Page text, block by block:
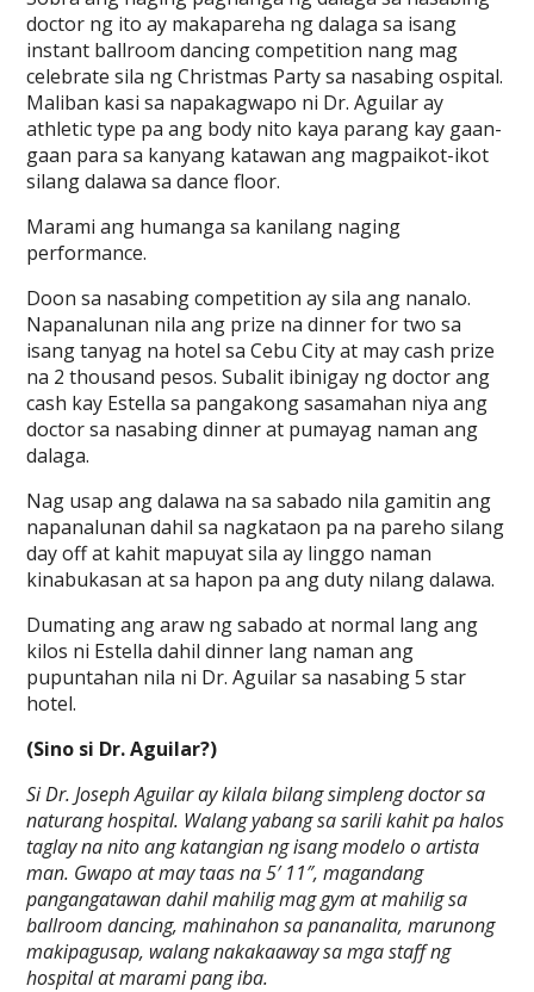
doctor ng ito ay makapareha ng dalaga sa isang
instant ballroom dancing competition nang mag
celebrate sila ng Christmas Party sa nasabing ospital.
Maliban kasi sa napakagwapo ni Dr. Aguilar ay
athletic type pa ang body nito kaya parang kay gaan-
gaan para sa kanyang katawan ang magpaikot-ikot
silang dalawa sa dance floor.
Marami ang humanga sa kanilang naging
performance.
Doon sa nasabing competition ay sila ang nanalo.
Napanalunan nila ang prize na dinner for two sa
isang tanyag na hotel sa Cebu City at may cash prize
na 2 thousand pesos. Subalit ibinigay ng doctor ang
cash kay Estella sa pangakong sasamahan niya ang
doctor sa nasabing dinner at pumayag naman ang
dalaga.
Nag usap ang dalawa na sa sabado nila gamitin ang
napanalunan dahil sa nagkataon pa na pareho silang
day off at kahit mapuyat sila ay linggo naman
kinabukasan at sa hapon pa ang duty nilang dalawa.
Dumating ang araw ng sabado at normal lang ang
kilos ni Estella dahil dinner lang naman ang
pupuntahan nila ni Dr. Aguilar sa nasabing 5 star
hotel.
(Sino si Dr. Aguilar?)
Si Dr. Joseph Aguilar ay kilala bilang simpleng doctor sa
naturang hospital. Walang yabang sa sarili kahit pa halos
taglay na nito ang katangian ng isang modelo o artista
man. Gwapo at may taas na 5′ 11″, magandang
pangangatawan dahil mahilig mag gym at mahilig sa
ballroom dancing, mahinahon sa pananalita, marunong
makipagusap, walang nakakaaway sa mga staff ng
hospital at marami pang iba.